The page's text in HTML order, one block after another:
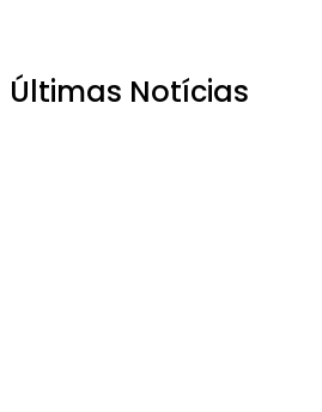
Últimas Notícias